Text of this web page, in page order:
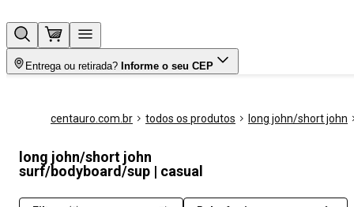
Entrega ou retirada? Informe o seu CEP
centauro.com.br todos os produtos long john/short john
long john/short john
surf/bodyboard/sup | casual